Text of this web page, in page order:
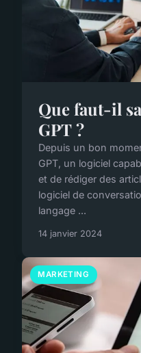
Que faut-il
GPT ?
Depuis un bon
GPT, un logiciel
et de rédiger des
logiciel de
langage ...
14 janvier 2024
MARKETING